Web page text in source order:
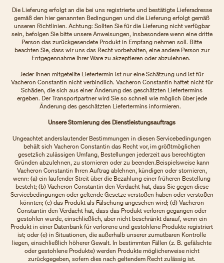
Die Lieferung erfolgt an die bei uns registrierte und bestätigte Lieferadresse
gemäß den hier genannten Bedingungen und die Lieferung erfolgt gemäß
unseren Richtlinien. Achtung: Sollten Sie für die Lieferung nicht verfügbar
sein, befolgen Sie bitte unsere Anweisungen, insbesondere wenn eine dritte
Person das zurückgesendete Produkt in Empfang nehmen soll. Bitte
beachten Sie, dass wir uns das Recht vorbehalten, eine andere Person zur
Entgegennahme Ihrer Ware zu akzeptieren oder abzulehnen.
Jeder Ihnen mitgeteilte Liefertermin ist nur eine Schätzung und ist für
Vacheron Constantin nicht verbindlich. Vacheron Constantin haftet nicht für
Schäden, die sich aus einer Änderung des geschätzten Liefertermins
ergeben. Der Transportpartner wird Sie so schnell wie möglich über jede
Änderung des geschätzten Liefertermins informieren.
Unsere Stornierung des Dienstleistungsauftrags
Ungeachtet anderslautender Bestimmungen in diesen Servicebedingungen
behält sich Vacheron Constantin das Recht vor, im größtmöglichen
gesetzlich zulässigen Umfang, Bestellungen jederzeit aus berechtigten
Gründen abzulehnen, zu stornieren oder zu beenden.Beispielsweise kann
Vacheron Constantin Ihren Auftrag ablehnen, kündigen oder stornieren,
wenn: (a) ein laufender Streit über die Bezahlung einer früheren Bestellung
besteht; (b) Vacheron Constantin den Verdacht hat, dass Sie gegen diese
Servicebedingungen oder geltende Gesetze verstoßen haben oder verstoßen
könnten; (c) das Produkt als Fälschung angesehen wird; (d) Vacheron
Constantin den Verdacht hat, dass das Produkt verloren gegangen oder
gestohlen wurde, einschließlich, aber nicht beschränkt darauf, wenn ein
Produkt in einer Datenbank für verlorene und gestohlene Produkte registriert
ist; oder (e) in Situationen, die außerhalb unserer zumutbaren Kontrolle
liegen, einschließlich höherer Gewalt. In bestimmten Fällen (z. B. gefälschte
oder gestohlene Produkte) werden Produkte möglicherweise nicht
zurückgegeben, sofern dies nach geltendem Recht zulässig ist.